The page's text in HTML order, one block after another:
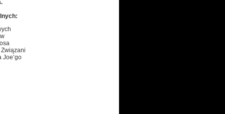
Joe’go